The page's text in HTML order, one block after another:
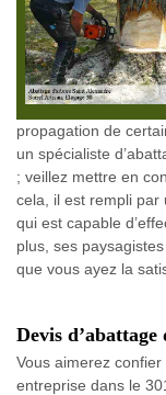
propagation de
un spécialiste
; veillez mettre en
cela, il est rempli par
qui est capable
plus, ses
que vous ayez la
Devis
Vous aimerez confier
entreprise dans le